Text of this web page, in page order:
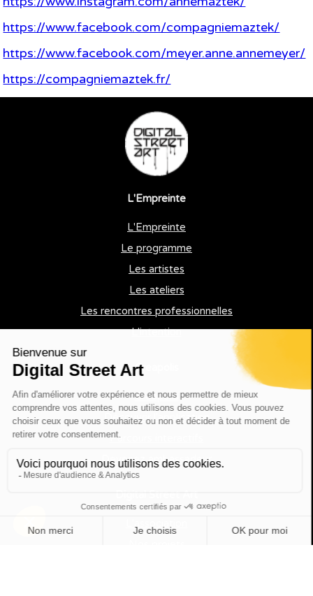
https://www.facebook.com/compagniemaztek/
https://www.facebook.com/meyer.anne.annemeyer/
https://compagniemaztek.fr/
L'Empreinte
L'Empreinte
Le programme
Les artistes
Les ateliers
Les rencontres professionnelles
L'intention
Creapolis
Creapolis
Découvrir l'application
Parcours interactifs
Devenez ambassadeur